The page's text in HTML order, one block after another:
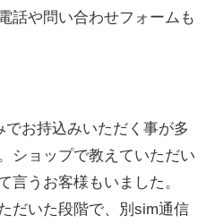
話や問い合わせフォームも
お持込みいただく事が多
ショップで教えていただい
言うお客様もいました。
だいた段階で、別sim通信